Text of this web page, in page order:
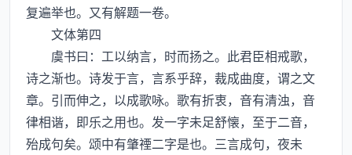
复遍举也。又有解题一卷。
文体第四
虞书曰：工以纳言，时而扬之。此君臣相戒歌，
诗之渐也。诗发于言，言系乎辞，裁成曲度，谓之文
章。引而伸之，以成歌咏。歌有折衷，音有清浊，音
律相谐，即乐之用也。发一字未足舒懐，至于二音，
殆成句矣。颂中有肇禋二字是也。三言成句，夜未